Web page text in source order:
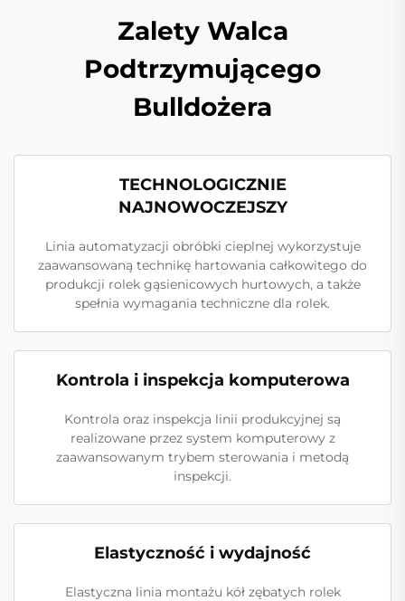
Zalety Walca
Podtrzymującego
Bulldożera
TECHNOLOGICZNIE
NAJNOWOCZEJSZY
Linia automatyzacji obróbki cieplnej wykorzystuje
zaawansowaną technikę hartowania całkowitego do
produkcji rolek gąsienicowych hurtowych, a także
spełnia wymagania techniczne dla rolek.
Kontrola i inspekcja komputerowa
Kontrola oraz inspekcja linii produkcyjnej są
realizowane przez system komputerowy z
zaawansowanym trybem sterowania i metodą
inspekcji.
Elastyczność i wydajność
Elastyczna linia montażu kół zębatych rolek